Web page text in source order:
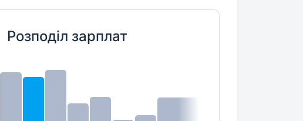
Розподіл зарплат